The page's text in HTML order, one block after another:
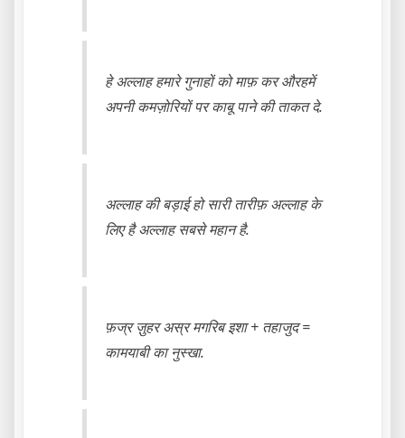
हे अल्लाह हमारे गुनाहों को माफ़ कर औरहमें
अपनी कमज़ोरियों पर काबू पाने की ताकत दे.
अल्लाह की बड़ाई हो सारी तारीफ़ अल्लाह के
लिए है अल्लाह सबसे महान है.
फ़ज्र ज़ुहर अस्र मगरिब इशा + तहाजुद =
कामयाबी का नुस्खा.